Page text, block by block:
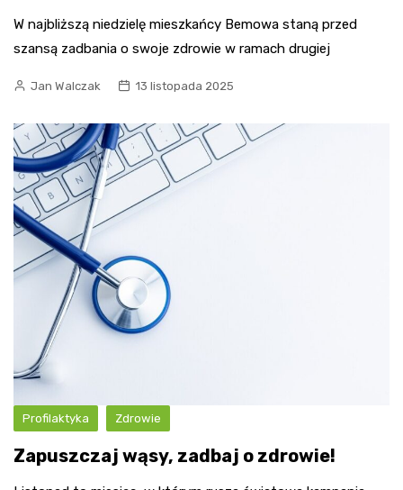
W najbliższą niedzielę mieszkańcy Bemowa staną przed
szansą zadbania o swoje zdrowie w ramach drugiej
Jan Walczak 13 listopada 2025
Profilaktyka Zdrowie
Zapuszczaj wąsy, zadbaj o zdrowie!